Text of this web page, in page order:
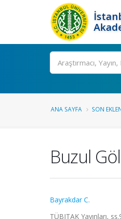
Ara
ANA SAYFA SON
Buzul
Bayrakdar C.
TÜBITAK Yayınları,